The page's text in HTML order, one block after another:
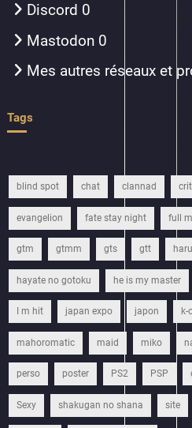
Discord 0
Mastodon 0
Mes autres réseaux et
Tags
blind spot chat clannad
evangelion fate stay night full
gtm gtmm gts gtt
hayate no gotoku he is my master
I m hit japan expo japon k-
mahoromatic maid miko
perso poster PS2 PSP
Sexy shakugan no shana site